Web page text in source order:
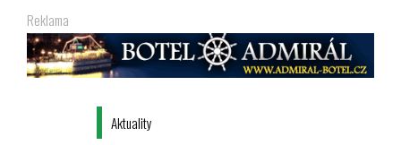
Reklama
Aktuality